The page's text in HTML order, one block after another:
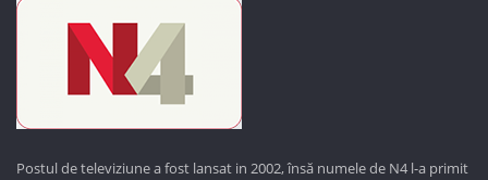
Postul de televiziune a fost lansat in 2002, însă numele de N4 l-a primit